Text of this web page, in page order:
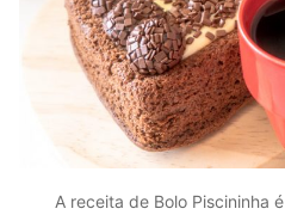
A receita de Bolo Piscininha